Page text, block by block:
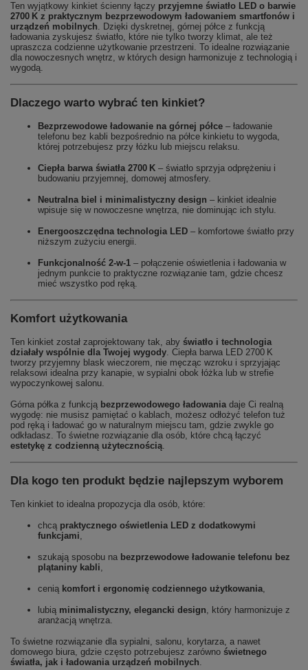
Ten wyjątkowy kinkiet ścienny łączy przyjemne światło LED o barwie
2700 K z praktycznym bezprzewodowym ładowaniem smartfonów i
urządzeń mobilnych. Dzięki dyskretnej, górnej półce z funkcją
ładowania zyskujesz światło, które nie tylko tworzy klimat, ale też
upraszcza codzienne użytkowanie przestrzeni. To idealne rozwiązanie
dla nowoczesnych wnętrz, w których design harmonizuje z technologią i
wygodą.
Dlaczego warto wybrać ten kinkiet?
Bezprzewodowe ładowanie na górnej półce – ładowanie
telefonu bez kabli bezpośrednio na półce kinkietu to wygoda,
której potrzebujesz przy łóżku lub miejscu relaksu.
Ciepła barwa światła 2700 K – światło sprzyja odprężeniu i
budowaniu przyjemnej, domowej atmosfery.
Neutralna biel i minimalistyczny design – kinkiet idealnie
wpisuje się w nowoczesne wnętrza, nie dominując ich stylu.
Energooszczędna technologia LED – komfortowe światło przy
niższym zużyciu energii.
Funkcjonalność 2‑w‑1 – połączenie oświetlenia i ładowania w
jednym punkcie to praktyczne rozwiązanie tam, gdzie chcesz
mieć wszystko pod ręką.
Komfort użytkowania
Ten kinkiet został zaprojektowany tak, aby światło i technologia
działały wspólnie dla Twojej wygody. Ciepła barwa LED 2700 K
tworzy przyjemny blask wieczorem, nie męcząc wzroku i sprzyjając
relaksowi idealna przy kanapie, w sypialni obok łóżka lub w strefie
wypoczynkowej salonu.
Górna półka z funkcją bezprzewodowego ładowaniadaje Ci realną
wygodę: nie musisz pamiętać o kablach, możesz odłożyć telefon tuż
pod ręką i ładować go w naturalnym miejscu tam, gdzie zwykle go
odkładasz. To świetne rozwiązanie dla osób, które chcą łączyć
estetykę z codzienną użytecznością.
Dla kogo ten produkt będzie najlepszym wyborem
Ten kinkiet to idealna propozycja dla osób, które:
chcą praktycznego oświetlenia LED z dodatkowymi
funkcjami,
szukają sposobu na bezprzewodowe ładowanie telefonu bez
plątaniny kabli,
cenią komfort i ergonomię codziennego użytkowania,
lubią minimalistyczny, elegancki design, który harmonizuje z
aranżacją wnętrza.
To świetne rozwiązanie dla sypialni, salonu, korytarza, a nawet
domowego biura, gdzie często potrzebujesz zarówno świetnego
światła, jak i ładowania urządzeń mobilnych.